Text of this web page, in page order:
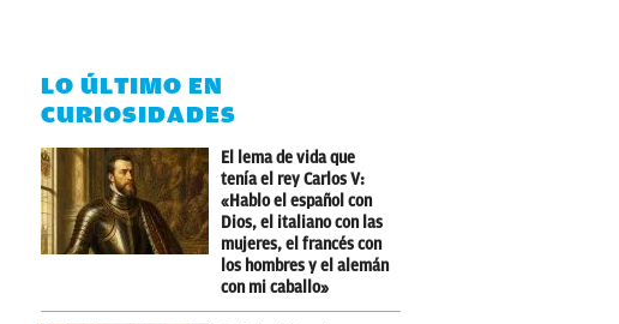
LO ÚLTIMO EN
CURIOSIDADES
El lema de vida que
tenía el rey Carlos V:
«Hablo el español con
Dios, el italiano con las
mujeres, el francés con
los hombres y el alemán
con mi caballo»